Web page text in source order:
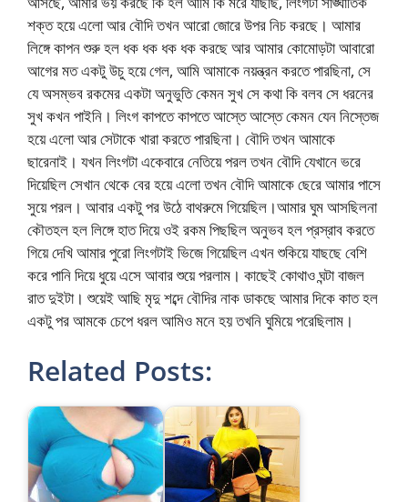
শক্ত হয়ে এলো আর বৌদি তখন আরো জোরে উপর নিচ করছে। আমার
লিঙ্গে কাপন শুরু হল ধক ধক ধক ধক করছে আর আমার কোমোড়টা আবারো
আগের মত একটু উচু হয়ে গেল, আমি আমাকে নয়ন্ত্রন করতে পারছিনা, সে
যে অসম্ভব রকমের একটা অনুভুতি কেমন সুখ সে কথা কি বলব সে ধরনের
সুখ কখন পাইনি। লিংগ কাপতে কাপতে আস্তে আস্তে কেমন যেন নিস্তেজ
হয়ে এলো আর সেটাকে খারা করতে পারছিনা। বৌদি তখন আমাকে
ছারেনাই। যখন লিংগটা একেবারে নেতিয়ে পরল তখন বৌদি যেখানে ভরে
দিয়েছিল সেখান থেকে বের হয়ে এলো তখন বৌদি আমাকে ছেরে আমার পাসে
সুয়ে পরল। আবার একটু পর উঠে বাথরুমে গিয়েছিল।আমার ঘুম আসছিলনা
কৌতহল হল লিঙ্গে হাত দিয়ে ওই রকম পিছছিল অনুভব হল প্রস্রাব করতে
গিয়ে দেখি আমার পুরো লিংগটাই ভিজে গিয়েছিল এখন শুকিয়ে যাছছে বেশি
করে পানি দিয়ে ধুয়ে এসে আবার শুয়ে পরলাম। কাছেই কোথাও ঘন্টা বাজল
রাত দুইটা। শুয়েই আছি মৃদু শব্দে বৌদির নাক ডাকছে আমার দিকে কাত হল
একটু পর আমকে চেপে ধরল আমিও মনে হয় তখনি ঘুমিয়ে পরেছিলাম।
Related Posts: